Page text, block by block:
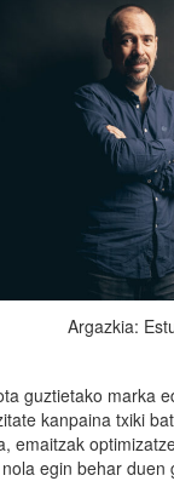
Argazkia:
guztietako marka
kanpaina txiki
emaitzak
egin behar duen